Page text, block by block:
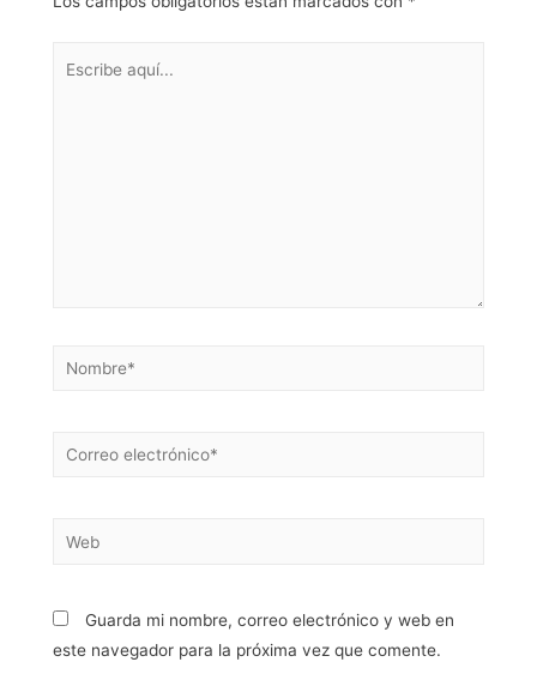
Guarda mi nombre, correo electrónico y web en
este navegador para la próxima vez que comente.